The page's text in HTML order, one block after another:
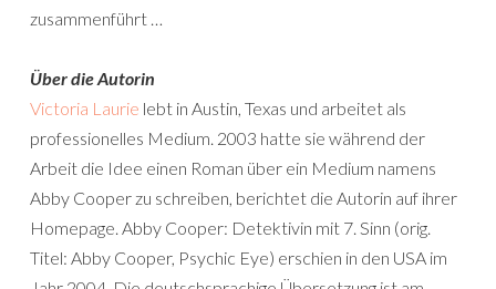
zusammenführt …
Über die Autorin
Victoria Laurie lebt in Austin, Texas und arbeitet als
professionelles Medium. 2003 hatte sie während der
Arbeit die Idee einen Roman über ein Medium namens
Abby Cooper zu schreiben, berichtet die Autorin auf ihrer
Homepage. Abby Cooper: Detektivin mit 7. Sinn (orig.
Titel: Abby Cooper, Psychic Eye) erschien in den USA im